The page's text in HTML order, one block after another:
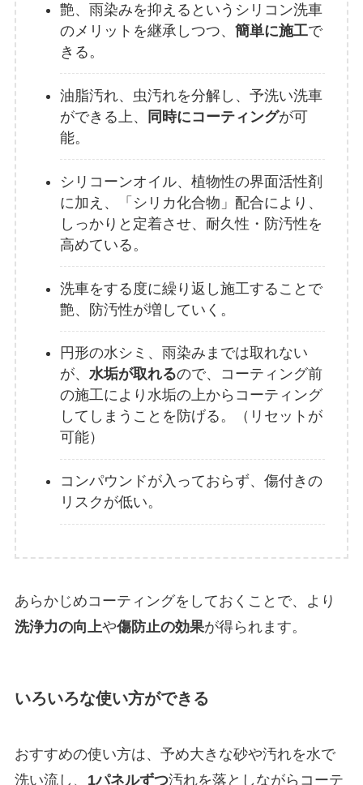
艶、雨染みを抑えるというシリコン洗車
のメリットを継承しつつ、 簡単に施工で
きる。
油脂汚れ、虫汚れを分解し、予洗い洗車
ができる上、
同時にコーティングが可
能。
シリコーンオイル、植物性の界面活性剤
に加え、「シリカ化合物」配合により、
しっかりと定着させ、耐久性・防汚性を
高めている。
洗車をする度に繰り返し施工することで
艶、防汚性が増していく。
円形の水シミ、雨染みまでは取れない
が、 水垢が取れるので、コーティング前
の施工により水垢の上からコーティング
してしまうことを防げる。（リセットが
可能）
コンパウンドが入っておらず、傷付きの
リスクが低い。
あらかじめコーティングをしておくことで、より
洗浄力の向上や傷防止の効果が得られます。
いろいろな使い方ができる
おすすめの使い方は、予め大きな砂や汚れを水で
洗い流し、 1パネルずつ汚れを落としながらコーテ